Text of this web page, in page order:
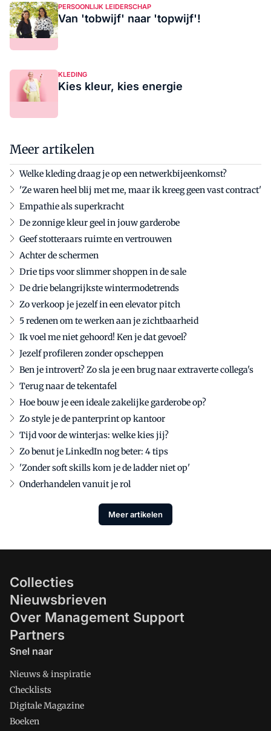
PERSOONLIJK LEIDERSCHAP
Van 'tobwijf' naar 'topwijf'!
KLEDING
Kies kleur, kies energie
Meer artikelen
Welke kleding draag je op een netwerkbijeenkomst?
'Ze waren heel blij met me, maar ik kreeg geen vast contract'
Empathie als superkracht
De zonnige kleur geel in jouw garderobe
Geef stotteraars ruimte en vertrouwen
Achter de schermen
Drie tips voor slimmer shoppen in de sale
De drie belangrijkste wintermodetrends
Zo verkoop je jezelf in een elevator pitch
5 redenen om te werken aan je zichtbaarheid
Ik voel me niet gehoord! Ken je dat gevoel?
Jezelf profileren zonder opscheppen
Ben je introvert? Zo sla je een brug naar extraverte collega's
Terug naar de tekentafel
Hoe bouw je een ideale zakelijke garderobe op?
Zo style je de panterprint op kantoor
Tijd voor de winterjas: welke kies jij?
Zo benut je LinkedIn nog beter: 4 tips
'Zonder soft skills kom je de ladder niet op'
Onderhandelen vanuit je rol
Meer artikelen
Collecties
Nieuwsbrieven
Over Management Support
Partners
Snel naar
Nieuws & inspiratie
Checklists
Digitale Magazine
Boeken